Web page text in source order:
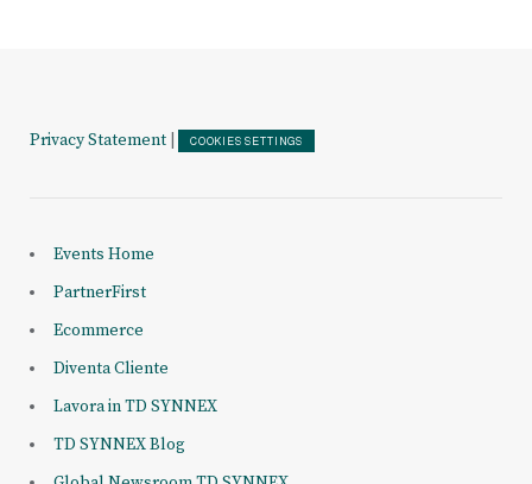
Privacy Statement COOKIES SETTINGS
Events Home
PartnerFirst
Ecommerce
Diventa Cliente
Lavora in TD SYNNEX
TD SYNNEX Blog